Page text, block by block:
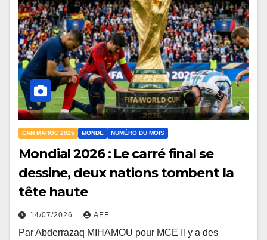
CAN MAROC 2025 MONDE NUMÉRO DU MOIS
Mondial 2026 : Le carré final se
dessine, deux nations tombent la
tête haute
14/07/2026 AEF
Par Abderrazaq MIHAMOU pour MCE Il y a des